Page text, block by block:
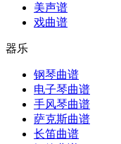
美声谱
戏曲谱
器乐
钢琴曲谱
电子琴曲谱
手风琴曲谱
萨克斯曲谱
长笛曲谱